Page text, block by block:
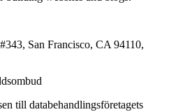
San Francisco, CA 94110,
till databehandlingsföretagets